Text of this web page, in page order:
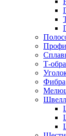
Т-
Фибра